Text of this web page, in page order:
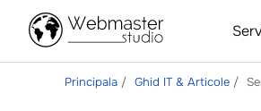
Principala Ghid IT & Articole